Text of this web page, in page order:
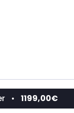
• 1199,00€